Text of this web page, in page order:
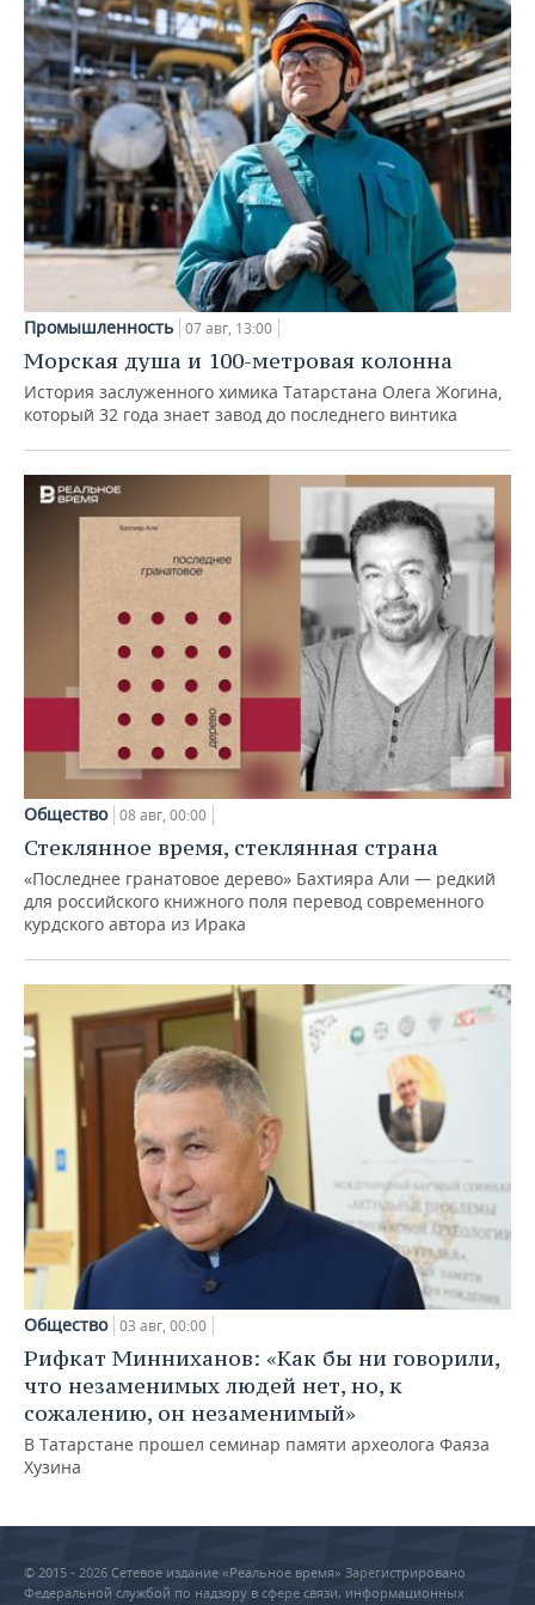
Промышленность 07 авг, 13:00
Морская душа и 100-метровая колонна
История заслуженного химика Татарстана Олега Жогина,
который 32 года знает завод до последнего винтика
Общество 08 авг, 00:00
Стеклянное время, стеклянная страна
«Последнее гранатовое дерево» Бахтияра Али — редкий
для российского книжного поля перевод современного
курдского автора из Ирака
Общество 03 авг, 00:00
Рифкат Минниханов: «Как бы ни говорили,
что незаменимых людей нет, но, к
сожалению, он незаменимый»
В Татарстане прошел семинар памяти археолога Фаяза
Хузина
© 2015 - 2026 Сетевое издание «Реальное время» Зарегистрировано
Федеральной службой по надзору в сфере связи, информационных